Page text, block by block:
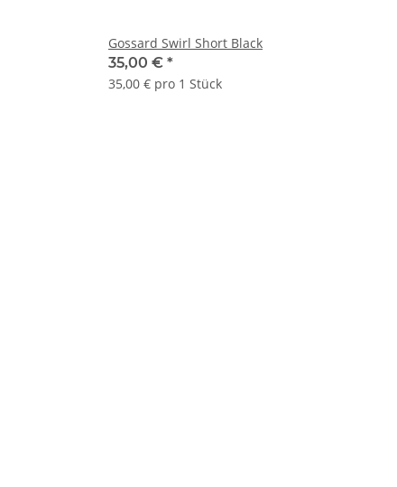
Gossard Swirl Short Black
35,00 € *
35,00 € pro 1 Stück